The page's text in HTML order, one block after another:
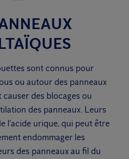
sont connus pour
ou autour des panneaux
des blocages ou
des panneaux. Leurs
l'acide urique, qui peut être
endommager les
des panneaux au fil du